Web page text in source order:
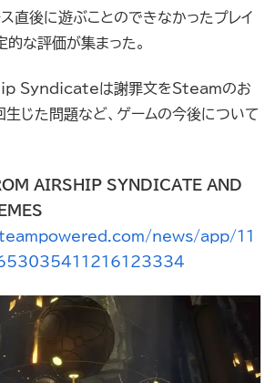
ス直後に遊ぶことのできなかったプレイ
な評価が集まった。
Syndicateは謝罪文をSteamのお
生じた問題など、ゲームの今後について
AIRSHIP SYNDICATE AND
news/app/11